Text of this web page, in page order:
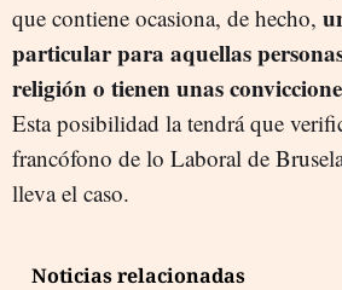
que contiene ocasiona, de hecho,
particular para aquellas
religión o tienen unas
Esta posibilidad la tendrá que
francófono de lo Laboral de
lleva el caso.
Noticias relacionadas